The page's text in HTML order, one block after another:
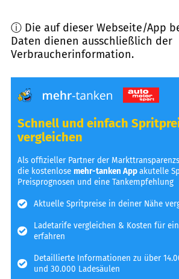
ⓘ Die auf dieser Webseite/App
Daten dienen ausschließlich der
Verbraucherinformation.
Schnell und einfach
vergleichen
Als offizieller Partner der
die kostenlosemehr-tanken Appakutelle
Preisprognosen und eine Tankempfehlung
Aktuelle Spritpreise in deiner Nähe
Ladetarife vergleichen & Kosten für
erfahren
Detaillierte Informationen zu über
und 30.000 Ladesäulen